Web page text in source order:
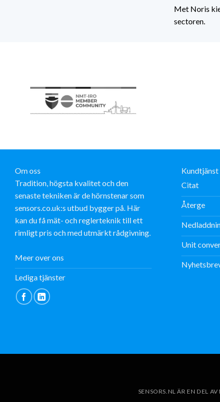
Met Noris
sectoren.
Om oss
Tradition, högsta kvalitet och den
senaste tekniken är de hörnstenar som
sensors.co.uk:s utbud bygger på. Här
kan du få mät- och reglerteknik till ett
rimligt pris och med utmärkt rådgivning.
Meer over ons
Lediga tjänster
Kundtjänst
Citat
Återge
Unit
SENSORS.NL ÄR EN DEL